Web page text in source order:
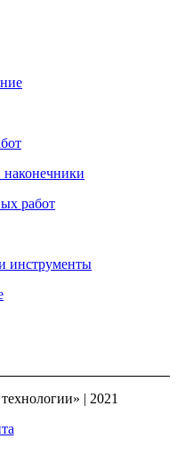
наконечники
работ
инструменты
| 2021